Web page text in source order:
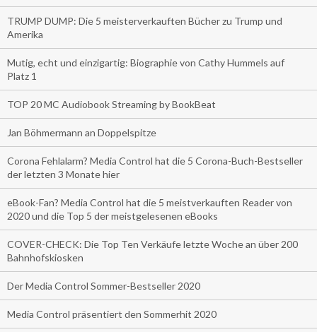
TRUMP DUMP: Die 5 meisterverkauften Bücher zu Trump und
Amerika
Mutig, echt und einzigartig: Biographie von Cathy Hummels auf
Platz 1
TOP 20 MC Audiobook Streaming by BookBeat
Jan Böhmermann an Doppelspitze
Corona Fehlalarm? Media Control hat die 5 Corona-Buch-Bestseller
der letzten 3 Monate hier
eBook-Fan? Media Control hat die 5 meistverkauften Reader von
2020 und die Top 5 der meistgelesenen eBooks
COVER-CHECK: Die Top Ten Verkäufe letzte Woche an über 200
Bahnhofskiosken
Der Media Control Sommer-Bestseller 2020
Media Control präsentiert den Sommerhit 2020